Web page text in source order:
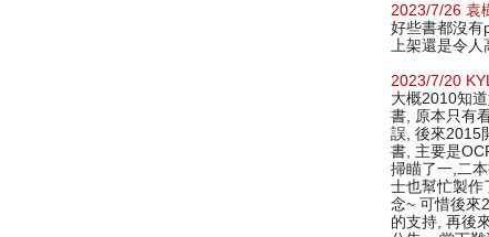
2023/7/26 袁
好些書都沒有
上架還是令人
2023/7/20
大概2010知
書, 原本只有
誤, 後來2015
書, 主要是
掃瞄了一,二
士也幫忙製作
念~ 可惜後來
的支持, 再後